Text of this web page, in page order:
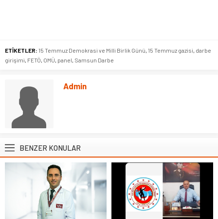
ETİKETLER: 15 Temmuz Demokrasi ve Milli Birlik Günü 15 Temmuz gazisi darbe
girişimi FETÖ OMÜ panel Samsun Darbe
Admin
BENZER KONULAR